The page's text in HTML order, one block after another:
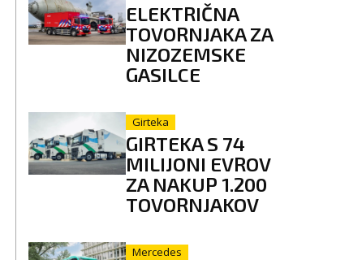
ELEKTRIČNA
TOVORNJAKA ZA
NIZOZEMSKE
GASILCE
Girteka
GIRTEKA S 74
MILIJONI EVROV
ZA NAKUP 1.200
TOVORNJAKOV
Mercedes